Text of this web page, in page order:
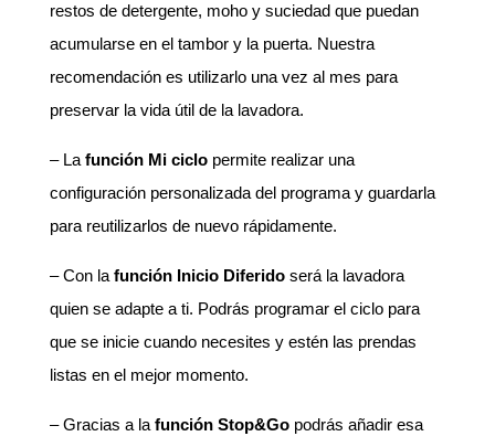
restos de detergente, moho y suciedad que puedan
acumularse en el tambor y la puerta. Nuestra
recomendación es utilizarlo una vez al mes para
preservar la vida útil de la lavadora.
– La función Mi ciclopermite realizar una
configuración personalizada del programa y guardarla
para reutilizarlos de nuevo rápidamente.
– Con la función Inicio Diferidoserá la lavadora
quien se adapte a ti. Podrás programar el ciclo para
que se inicie cuando necesites y estén las prendas
listas en el mejor momento.
– Gracias a la función Stop&Gopodrás añadir esa